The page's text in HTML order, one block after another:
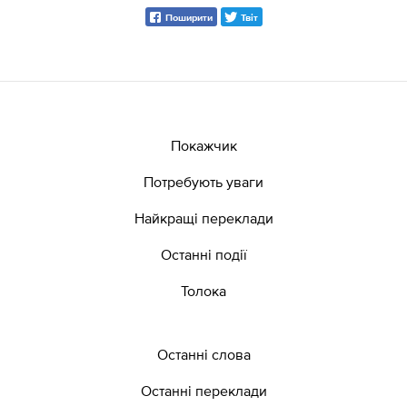
Поширити Твіт
Покажчик
Потребують уваги
Найкращі переклади
Останні події
Толока
Останні слова
Останні переклади